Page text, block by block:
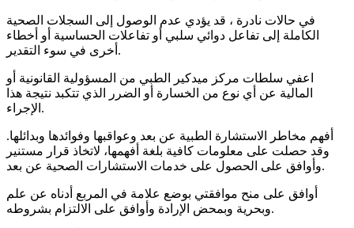
في حالات نادرة ، قد يؤدي عدم الوصول إلى السجلات الصحية
الكاملة إلى تفاعل دوائي سلبي أو تفاعلات الحساسية أو أخطاء
أخرى في سوء التقدير.
اعفي سلطات مركز ميدكير الطبي من المسؤولية القانونية أو
المالية عن أي نوع من الخسارة أو الضرر الذي تتكبد نتيجة هذا
الإجراء.
أفهم مخاطر الاستشارة الطبية عن بعد وعواقبها وفوائدها وبدائلها.
وقد حصلت على معلومات كافية بلغة أفهمها، لاتخاذ قرار مستنير
وأوافق على الحصول على خدمات الاستشارات الصحية عن بعد.
أوافق على منح موافقتي بوضع علامة في المربع أدناه عن علم
وبحرية وبمحض الإرادة وأوافق على الالتزام بشروطه.